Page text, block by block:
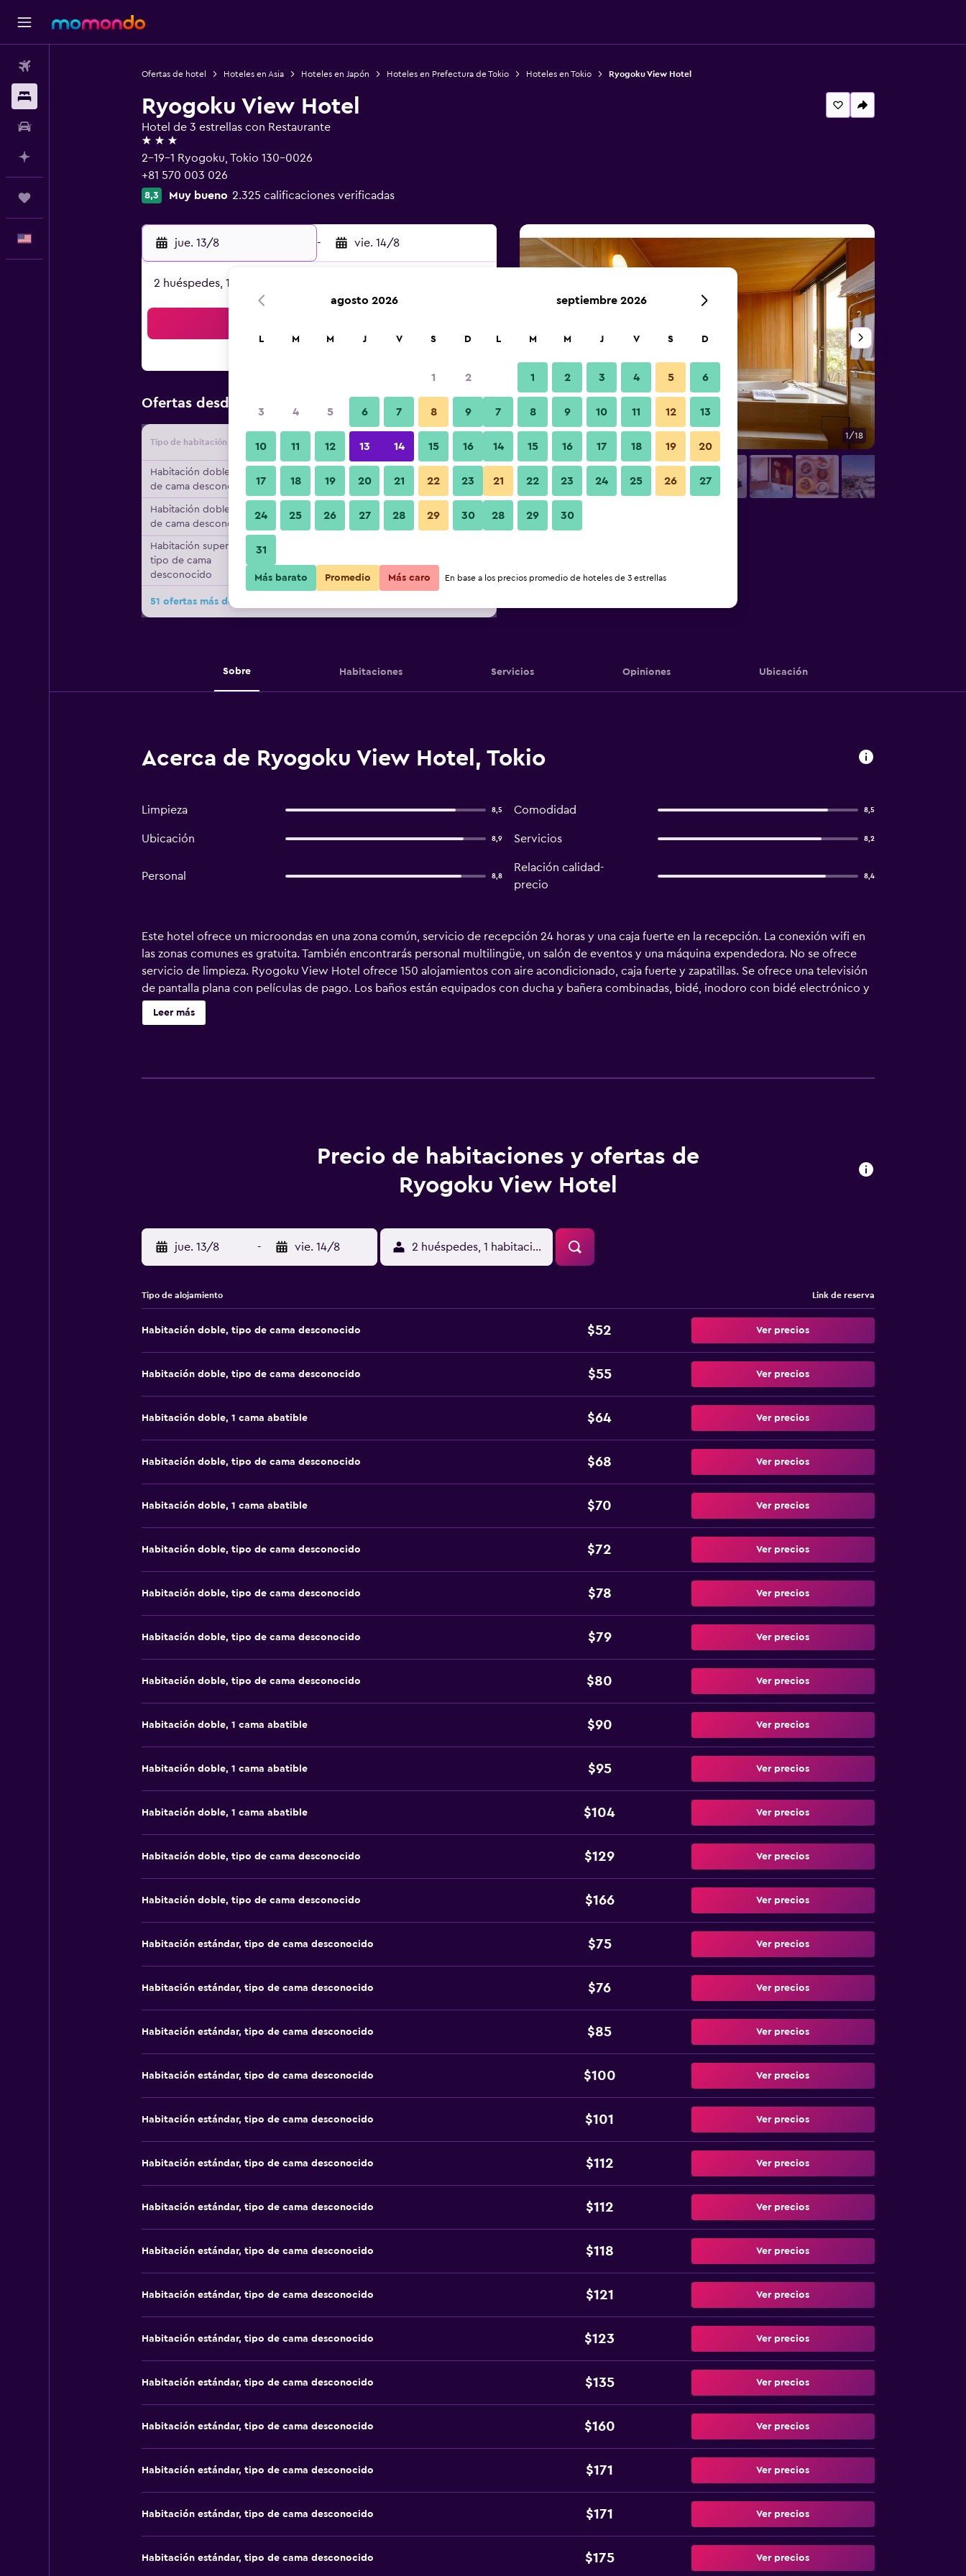
Ofertas de hotel Hoteles en Asia Hoteles en Japón Hoteles en Prefectura de Tokio Hoteles en Tokio Ryogoku View Hotel
Ryogoku View Hotel
Hotel de 3 estrellas con Restaurante
3 estrellas
2-19-1 Ryogoku, Tokio 130-0026
+81 570 003 026
8,3 Muy bueno 2.325 calificaciones verificadas
jue. 13/8 - vie. 14/8
2 huéspedes, 1 habitación
Ofertas desde Oferta más barata de precio por noche
Tipo de habitación Proveedor Total noche
Habitación doble, tipo
de cama desconocido
$52 Ver oferta
Habitación doble, tipo
de cama desconocido
$55 Ver oferta
Habitación superior,
tipo de cama
desconocido
51 ofertas más de Ryogoku View Hotel
Baño 1/18
Fotos
Sobre Habitaciones Servicios Opiniones Ubicación
Acerca de Ryogoku View Hotel, Tokio
Limpieza 8,5 Comodidad 8,5
Ubicación 8,9 Servicios 8,2
Personal 8,8
Relación calidad-
precio
8,4
Este hotel ofrece un microondas en una zona común, servicio de recepción 24 horas y una caja fuerte en la recepción. La conexión wifi en
las zonas comunes es gratuita. También encontrarás personal multilingüe, un salón de eventos y una máquina expendedora. No se ofrece
servicio de limpieza. Ryogoku View Hotel ofrece 150 alojamientos con aire acondicionado, caja fuerte y zapatillas. Se ofrece una televisión
de pantalla plana con películas de pago. Los baños están equipados con ducha y bañera combinadas, bidé, inodoro con bidé electrónico y
artículos de higiene personal gratuitos. Este hotel en Tokio ofrece acceso a Internet por cable y wifi gratis.
Leer más
Precio de habitaciones y ofertas de
Ryogoku View Hotel
jue. 13/8 - vie. 14/8 2 huéspedes, 1 habitación
Tipo de alojamiento Link de reserva
Habitación doble, tipo de cama desconocido $52 Ver precios
Habitación doble, tipo de cama desconocido $55 Ver precios
Habitación doble, 1 cama abatible $64 Ver precios
Habitación doble, tipo de cama desconocido $68 Ver precios
Habitación doble, 1 cama abatible $70 Ver precios
Habitación doble, tipo de cama desconocido $72 Ver precios
Habitación doble, tipo de cama desconocido $78 Ver precios
Habitación doble, tipo de cama desconocido $79 Ver precios
Habitación doble, tipo de cama desconocido $80 Ver precios
Habitación doble, 1 cama abatible $90 Ver precios
Habitación doble, 1 cama abatible $95 Ver precios
Habitación doble, 1 cama abatible $104 Ver precios
Habitación doble, tipo de cama desconocido $129 Ver precios
Habitación doble, tipo de cama desconocido $166 Ver precios
Habitación estándar, tipo de cama desconocido $75 Ver precios
Habitación estándar, tipo de cama desconocido $76 Ver precios
Habitación estándar, tipo de cama desconocido $85 Ver precios
Habitación estándar, tipo de cama desconocido $100 Ver precios
Habitación estándar, tipo de cama desconocido $101 Ver precios
Habitación estándar, tipo de cama desconocido $112 Ver precios
Habitación estándar, tipo de cama desconocido $112 Ver precios
Habitación estándar, tipo de cama desconocido $118 Ver precios
Habitación estándar, tipo de cama desconocido $121 Ver precios
Habitación estándar, tipo de cama desconocido $123 Ver precios
Habitación estándar, tipo de cama desconocido $135 Ver precios
Habitación estándar, tipo de cama desconocido $160 Ver precios
Habitación estándar, tipo de cama desconocido $171 Ver precios
Habitación estándar, tipo de cama desconocido $171 Ver precios
Habitación estándar, tipo de cama desconocido $175 Ver precios
agosto 2026
L M M J V S D
1 2
3 4 5 6 7 8 9
10 11 12 13 14 15 16
17 18 19 20 21 22 23
24 25 26 27 28 29 30
31
septiembre 2026
L M M J V S D
1 2 3 4 5 6
7 8 9 10 11 12 13
14 15 16 17 18 19 20
21 22 23 24 25 26 27
28 29 30
Más barato Promedio Más caro En base a los precios promedio de hoteles de 3 estrellas